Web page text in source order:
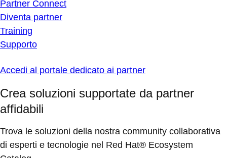
Partner Connect
Diventa partner
Training
Supporto
Accedi al portale dedicato ai partner
Crea soluzioni supportate da partner
affidabili
Trova le soluzioni della nostra community collaborativa
di esperti e tecnologie nel Red Hat® Ecosystem